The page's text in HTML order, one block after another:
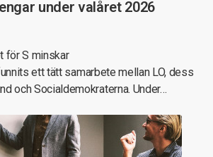
under valåret 2026
för S minskar
ett tätt samarbete mellan LO, dess
och Socialdemokraterna. Under…